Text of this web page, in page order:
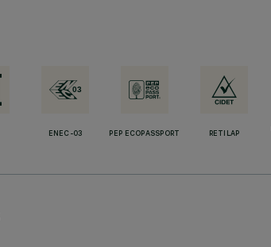
ENEC-03 PEP ECOPASSPORT RETILAP